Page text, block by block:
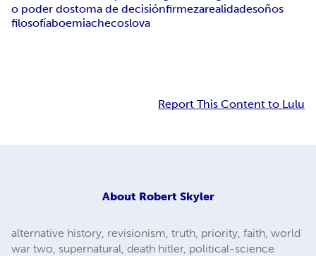
o poder dostoma de decisiónfirmezarealidadesoños
filosofíaboemiachecoslova
Report This Content to Lulu
About Robert Skyler
alternative history, revisionism, truth, priority, faith, world
war two, supernatural, death hitler, political-science